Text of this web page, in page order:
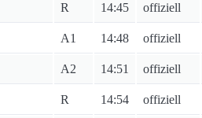
R 14:45 offiziell
A1 14:48 offiziell
A2 14:51 offiziell
R 14:54 offiziell